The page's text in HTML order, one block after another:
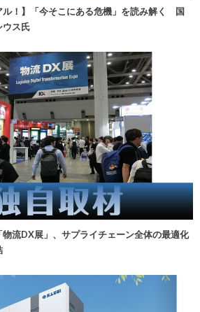
ル！】「今そこにある危機」を読み解く 国
ウス氏
物流DX展」、サプライチェーン全体の最適化